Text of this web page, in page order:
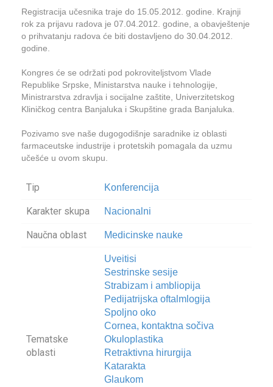
Registracija učesnika traje do 15.05.2012. godine. Krajnji
rok za prijavu radova je 07.04.2012. godine, a obavještenje
o prihvatanju radova će biti dostavljeno do 30.04.2012.
godine.
Kongres će se održati pod pokroviteljstvom Vlade
Republike Srpske, Ministarstva nauke i tehnologije,
Ministrarstva zdravlja i socijalne zaštite, Univerzitetskog
Kliničkog centra Banjaluka i Skupštine grada Banjaluka.
Pozivamo sve naše dugogodišnje saradnike iz oblasti
farmaceutske industrije i protetskih pomagala da uzmu
učešće u ovom skupu.
Tip Konferencija
Karakter skupa Nacionalni
Naučna oblast Medicinske nauke
Tematske
oblasti
Uveitisi
Sestrinske sesije
Strabizam i ambliopija
Pedijatrijska oftalmlogija
Spoljno oko
Cornea, kontaktna sočiva
Okuloplastika
Retraktivna hirurgija
Katarakta
Glaukom